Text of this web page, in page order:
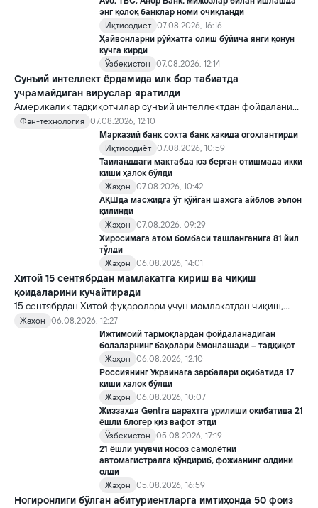
Кремлда ворислик жангига олиб келиши мумкин.
энг қолоқ банклар номи очиқланди
Иқтисодиёт 07.08.2026, 16:16
Ҳайвонларни рўйхатга олиш бўйича янги қонун
кучга кирди
Ўзбекистон
07.08.2026, 12:14
Сунъий интеллект ёрдамида илк бор табиатда
учрамайдиган вируслар яратилди
Америкалик тадқиқотчилар сунъий интеллектдан фойдаланиб
16 та вирус яратди. Бу кашфиёт янги ютуқларга умид уйғотиш
билан бирга, ундан нотўғри мақсадда фойдаланиш борасидаги
хавотирларни ҳам кучайтирмоқда.
Фан-технология 07.08.2026, 12:10
Марказий банк сохта банк ҳақида огоҳлантирди
Иқтисодиёт 07.08.2026, 10:59
Таиланддаги мактабда юз берган отишмада икки
киши ҳалок бўлди
Жаҳон
07.08.2026, 10:42
АҚШда масжидга ўт қўйган шахсга айблов эълон
қилинди
Жаҳон
07.08.2026, 09:29
Хиросимага атом бомбаси ташланганига 81 йил
тўлди
Жаҳон
06.08.2026, 14:01
Хитой 15 сентябрдан мамлакатга кириш ва чиқиш
қоидаларини кучайтиради
15 сентябрдан Хитой фуқаролари учун мамлакатдан чиқиш,
хорижликлар учун эса Хитойга кириш тартиби бўйича янги
қоидалар кучга киради.
Жаҳон
06.08.2026, 12:27
Ижтимоий тармоқлардан фойдаланадиган
болаларнинг баҳолари ёмонлашади – тадқиқот
Жаҳон
06.08.2026, 12:10
Россиянинг Украинага зарбалари оқибатида 17
киши ҳалок бўлди
Жаҳон
06.08.2026, 10:07
Жиззахда Gentra дарахтга урилиши оқибатида 21
ёшли блогер қиз вафот этди
Ўзбекистон
05.08.2026, 17:19
21 ёшли учувчи носоз самолётни
автомагистралга қўндириб, фожианинг олдини
олди
Жаҳон
05.08.2026, 16:59
Ногиронлиги бўлган абитуриентларга имтиҳонда 50 фоиз